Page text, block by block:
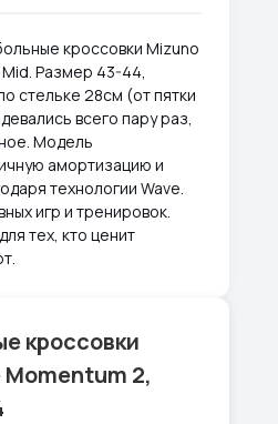
кроссовки Mizuno
Размер 43-44,
стельке 28см (от пятки
всего пару раз,
Модель
амортизацию и
технологии Wave.
игр и тренировок.
тех, кто ценит
кроссовки
2,